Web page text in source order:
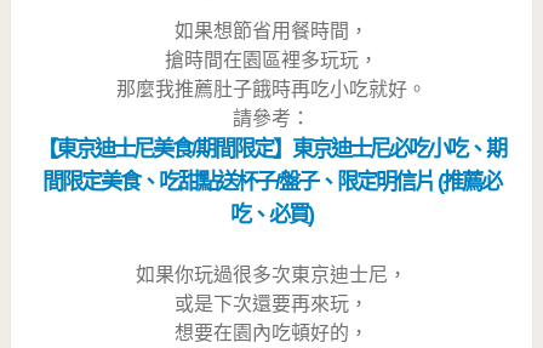
如果想節省用餐時間，
搶時間在園區裡多玩玩，
那麼我推薦肚子餓時再吃小吃就好。
請參考：
【東京迪士尼美食/期間限定】東京迪士尼必吃小吃、期
間限定美食、吃甜點送杯子/盤子、限定明信片 (推薦必
吃、必買)
如果你玩過很多次東京迪士尼，
或是下次還要再來玩，
想要在園內吃頓好的，